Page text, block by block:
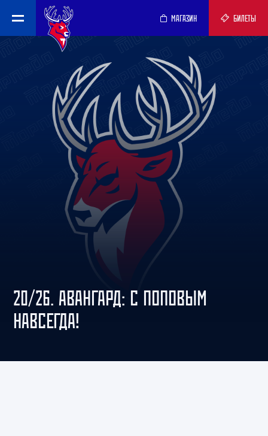
МАГАЗИН БИЛЕТЫ
20/26. АВАНГАРД: С ПОПОВЫМ
НАВСЕГДА!